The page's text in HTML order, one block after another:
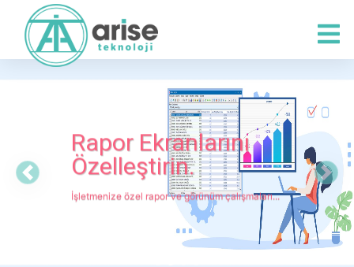
Rapor Ekranlarını
Özelleştirin.
İşletmenize özel rapor ve görünüm çalışmaları...
Previous Next